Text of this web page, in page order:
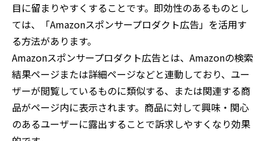
目に留まりやすくすることです。即効性のあるものとし
ては、「Amazonスポンサープロダクト広告」を活用す
る方法があります。
Amazonスポンサープロダクト広告とは、Amazonの検索
結果ページまたは詳細ページなどと連動しており、ユー
ザーが閲覧しているものに類似する、または関連する商
品がページ内に表示されます。商品に対して興味・関心
のあるユーザーに露出することで訴求しやすくなり効果